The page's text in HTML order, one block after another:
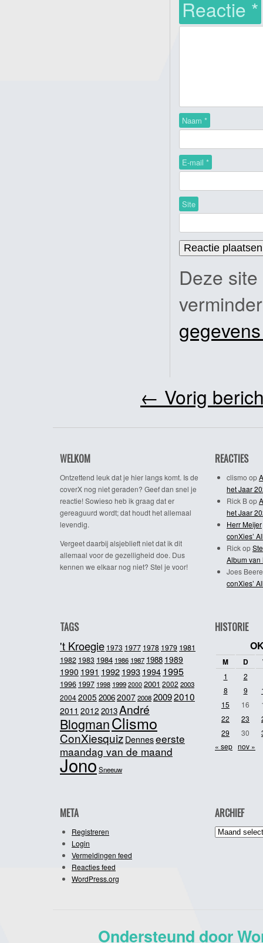
Reactie *
Naam *
E-mail *
Site
Deze
← Vorig
WELKOM
Ontzettend leuk dat je hier langs komt. Is de
coverX nog niet geraden? Geef dan snel je
reactie! Sowieso heb ik graag dat er
gereaguurd wordt; dat houdt het allemaal
levendig.
Vergeet daarbij alsjeblieft niet dat ik dit
allemaal voor de gezelligheid doe. Dus
kennen we elkaar nog niet? Stel je voor!
REACTIES
clismo op
het Jaar
Rick Bop
het Jaar
Herr Meijer
conXies’
Rickop
Album van
Joes
conXies’
TAGS
't Kroegie 1973 1977 1978 1979 1981
1982 1983 1984 1986 1987 1988 1989
1990 1991 19921993 1994 1995
1996 1997 1998 1999 2000 2001 2002 2003
20042005 20062007200820092010
2011 2012 2013André
BlogmanClismo
ConXiesquiz Denneseerste
maandag van de maand
JonoSneeuw
HISTORIE
M D
1
2
8
9
15
16
22
23
29
30
« sep nov »
META
Registreren
Login
Vermeldingen feed
Reacties feed
WordPress.org
ARCHIEF
Archief
Ondersteund door